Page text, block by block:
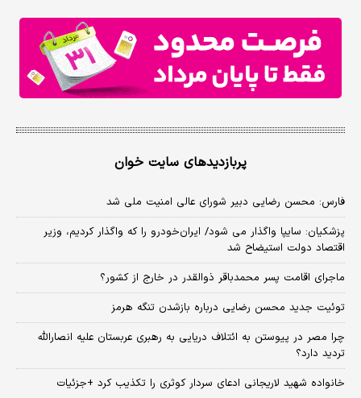
پربازدیدهای سایت خوان
فارس: محسن رضایی دبیر شورای عالی امنیت ملی شد
پزشکیان: سایپا واگذار می شود/ ایران‌خودرو را که واگذار کردیم، وزیر
اقتصاد دولت استیضاح شد
ماجرای اقامت پسر محمدباقر ذوالقدر در خارج از کشور؟
توئیت جدید محسن رضایی درباره بازشدن تنگه هرمز
چرا مصر در پیوستن به ائتلاف دریایی به رهبری عربستان علیه انصارالله
تردید دارد؟
خانواده شهید لاریجانی ادعای سردار کوثری را تکذیب کرد +جزئیات